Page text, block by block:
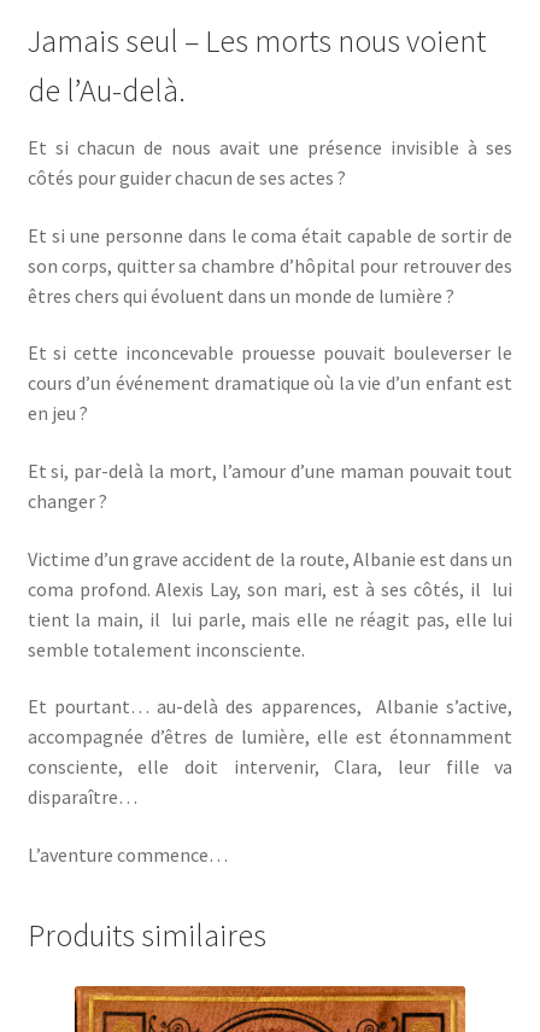
Jamais seul – Les morts nous voient
de l’Au-delà.
Et si chacun de nous avait une présence invisible à ses
côtés pour guider chacun de ses actes ?
Et si une personne dans le coma était capable de sortir de
son corps, quitter sa chambre d’hôpital pour retrouver des
êtres chers qui évoluent dans un monde de lumière ?
Et si cette inconcevable prouesse pouvait bouleverser le
cours d’un événement dramatique où la vie d’un enfant est
en jeu ?
Et si, par-delà la mort, l’amour d’une maman pouvait tout
changer ?
Victime d’un grave accident de la route, Albanie est dans un
coma profond. Alexis Lay, son mari, est à ses côtés, il lui
tient la main, il lui parle, mais elle ne réagit pas, elle lui
semble totalement inconsciente.
Et pourtant… au-delà des apparences, Albanie s’active,
accompagnée d’êtres de lumière, elle est étonnamment
consciente, elle doit intervenir, Clara, leur fille va
disparaître…
L’aventure commence…
Produits similaires